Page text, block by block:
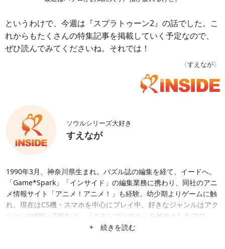
というわけで、今週は『スプラトゥーン2』の話でした。こ
れからもたくさんの特集記事を掲載していく予定なので、
ぜひ読んでみてくださいね。それでは！
《すえなが》
ソウルシリーズ大好き
すえなが
1990年3月、神奈川県生まれ。パズル誌の編集を経て、イードへ。
「Game*Spark」「インサイド」の編集業務に携わり、同社のアニ
メ情報サイト「アニメ！アニメ！」も経験。幼少期よりゲームに触
れ、現在はCS機・スマホを中心にプレイ中。好きなジャンルはアク
ションやFPS・TPSなど。『デモンズソウル』を始めとしたフロ
ム・ソフトウェアの「ソウルシリーズ」や、2020年にサービスを終
+ 続きを読む